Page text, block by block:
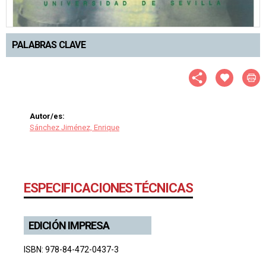
PALABRAS CLAVE
Autor/es:
Sánchez Jiménez, Enrique
ESPECIFICACIONES TÉCNICAS
EDICIÓN IMPRESA
ISBN: 978-84-472-0437-3